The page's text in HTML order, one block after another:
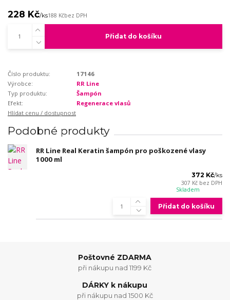
228 Kč/ks188 Kčbez DPH
Přidat do košíku
Číslo produktu:
17146
Výrobce:
RR Line
Typ produktu:
Šampón
Efekt:
Regenerace vlasů
Hlídat cenu / dostupnost
Podobné produkty
RR Line Real Keratin šampón pro poškozené vlasy
1000 ml
372 Kč/ks
307 Kč bez DPH
Skladem
Přidat do košíku
Poštovné ZDARMA
při nákupu nad 1199 Kč
DÁRKY k nákupu
při nákupu nad 1500 Kč